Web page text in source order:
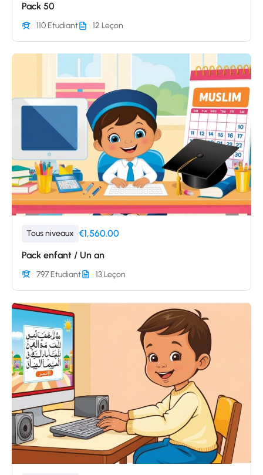
Pack 50
110 Etudiant 12 Leçon
Tous niveaux €1,560.00
Pack enfant / Un an
797 Etudiant 13 Leçon